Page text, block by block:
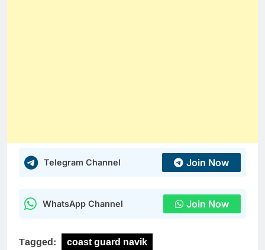
Telegram Channel Join Now
WhatsApp Channel Join Now
Tagged: coast guard navik